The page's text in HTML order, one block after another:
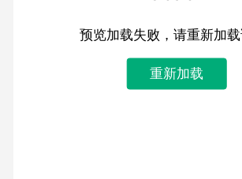
预览加载失败，请重新加
重新加载